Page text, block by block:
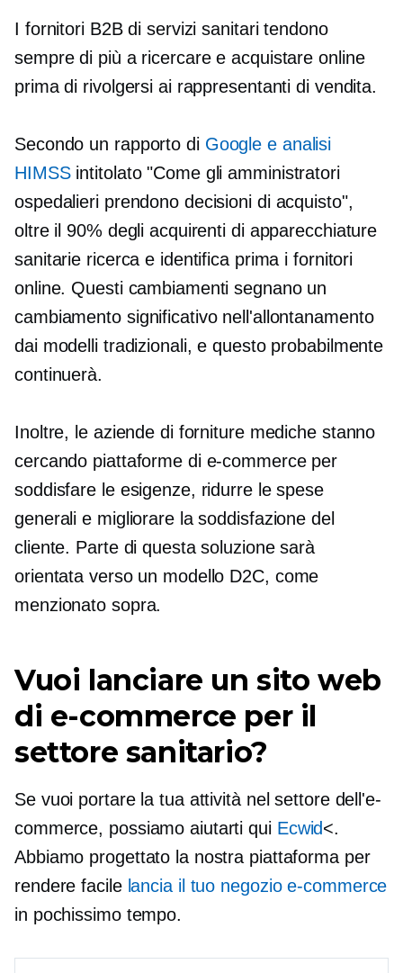
I fornitori B2B di servizi sanitari tendono
sempre di più a ricercare e acquistare online
prima di rivolgersi ai rappresentanti di vendita.
Secondo un rapporto di Google e analisi
HIMSSintitolato "Come gli amministratori
ospedalieri prendono decisioni di acquisto",
oltre il 90% degli acquirenti di apparecchiature
sanitarie ricerca e identifica prima i fornitori
online. Questi cambiamenti segnano un
cambiamento significativo nell'allontanamento
dai modelli tradizionali, e questo probabilmente
continuerà.
Inoltre, le aziende di forniture mediche stanno
cercando piattaforme di e-commerce per
soddisfare le esigenze, ridurre le spese
generali e migliorare la soddisfazione del
cliente. Parte di questa soluzione sarà
orientata verso un modello D2C, come
menzionato sopra.
Vuoi lanciare un sito web
di e-commerce per il
settore sanitario?
Se vuoi portare la tua attività nel settore dell'e-
commerce, possiamo aiutarti qui Ecwid<.
Abbiamo progettato la nostra piattaforma per
rendere facile lancia il tuo negozio e-commerce
in pochissimo tempo.